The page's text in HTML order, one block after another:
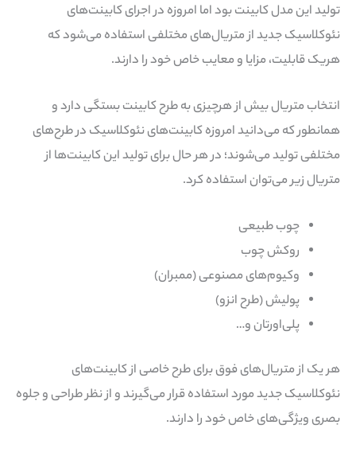
تولید این مدل کابینت بود اما امروزه در اجرای کابینت‌های
نئوکلاسیک جدید از متریال‌های مختلفی استفاده می‌شود که
هریک قابلیت، مزایا و معایب خاص خود را دارند.
انتخاب متریال بیش از هرچیزی به طرح کابینت بستگی دارد و
همانطور که می‌دانید امروزه کابینت‌های نئوکلاسیک در طرح‌های
مختلفی تولید می‌شوند؛ در هر حال برای تولید این کابینت‌ها از
متریال زیر می‌توان استفاده کرد.
چوب طبیعی
روکش چوب
وکیوم‌های مصنوعی (ممبران)
پولیش (طرح انزو)
پلی‌اورتان و…
هر یک از متریال‌های فوق برای طرح خاصی از کابینت‌های
نئوکلاسیک جدید مورد استفاده قرار می‌گیرند و از نظر طراحی و جلوه
بصری ویژگی‌های خاص خود را دارند.